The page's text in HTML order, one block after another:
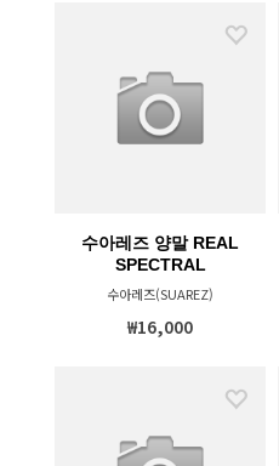
수아레즈 양말 REAL
SPECTRAL
수아레즈(SUAREZ)
₩16,000